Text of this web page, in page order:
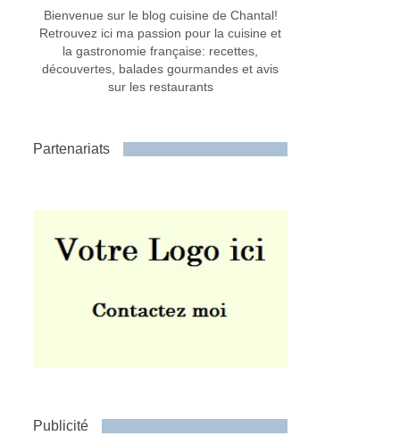
Bienvenue sur le blog cuisine de Chantal!
Retrouvez ici ma passion pour la cuisine et
la gastronomie française: recettes,
découvertes, balades gourmandes et avis
sur les restaurants
Partenariats
Publicité